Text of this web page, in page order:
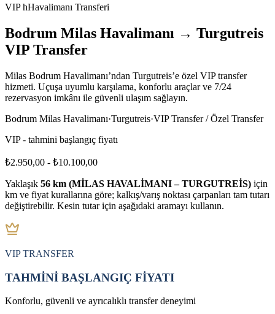
VIP hHavalimanı Transferi
Bodrum Milas Havalimanı → Turgutreis
VIP Transfer
Milas Bodrum Havalimanı’ndan Turgutreis’e özel VIP transfer
hizmeti. Uçuşa uyumlu karşılama, konforlu araçlar ve 7/24
rezervasyon imkânı ile güvenli ulaşım sağlayın.
Bodrum Milas Havalimanı·Turgutreis·VIP Transfer / Özel Transfer
VIP - tahmini başlangıç fiyatı
₺2.950,00 - ₺10.100,00
Yaklaşık 56 km (MİLAS HAVALİMANI – TURGUTREİS) için
km ve fiyat kurallarına göre; kalkış/varış noktası çarpanları tam tutarı
değiştirebilir. Kesin tutar için aşağıdaki aramayı kullanın.
VIP TRANSFER
TAHMİNİ BAŞLANGIÇ FİYATI
Konforlu, güvenli ve ayrıcalıklı transfer deneyimi